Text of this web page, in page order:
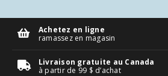
Achetez en ligne
ramassez en magasin
Livraison gratuite au Canada
à partir de 99 $ d’achat